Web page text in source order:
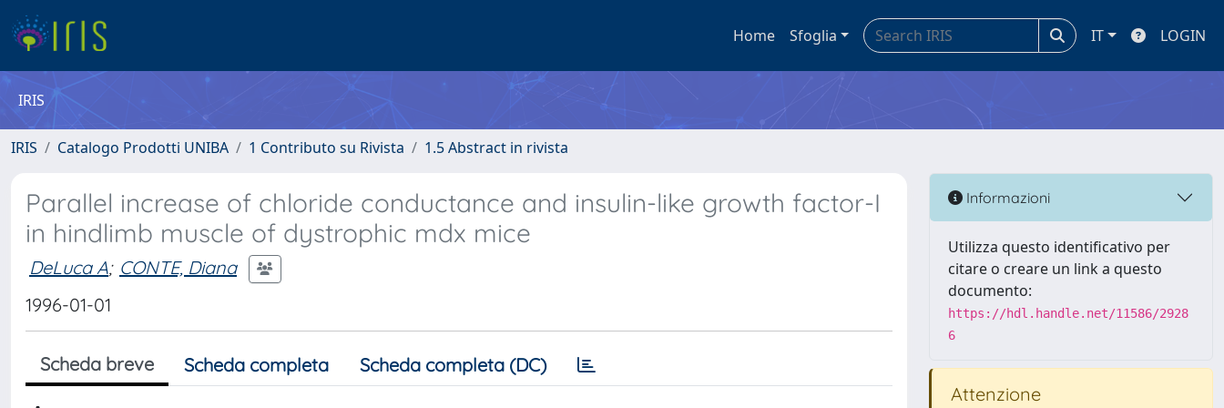
Home Sfoglia IT LOGIN
IRIS
IRIS Catalogo Prodotti UNIBA 1 Contributo su Rivista 1.5 Abstract in rivista
Parallel increase of chloride conductance and insulin-like growth factor-I
in hindlimb muscle of dystrophic mdx mice
DeLuca A; CONTE, Diana
1996-01-01
Scheda breve Scheda completa Scheda completa (DC)
Informazioni
Utilizza questo identificativo per
citare o creare un link a questo
documento:
https://hdl.handle.net/11586/2928
6
Attenzione